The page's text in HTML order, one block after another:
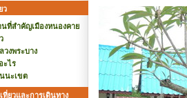
ว
นที่สำคัญเมืองหนองคาย
วงพระบาง
ะไร
นะเขต
ที่ยวและการเดินทาง